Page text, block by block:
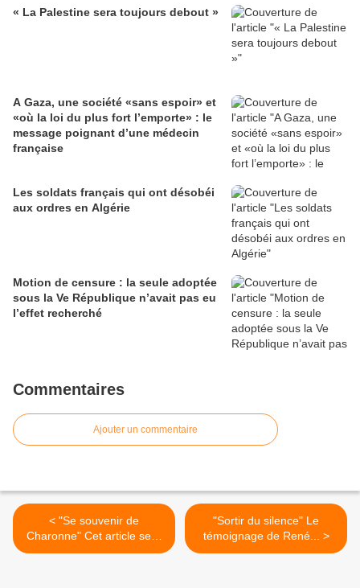
« La Palestine sera toujours debout »
A Gaza, une société «sans espoir» et
«où la loi du plus fort l’emporte» : le
message poignant d’une médecin
française
Les soldats français qui ont désobéi
aux ordres en Algérie
Motion de censure : la seule adoptée
sous la Ve République n’avait pas eu
l’effet recherché
Commentaires
Ajouter un commentaire
< "Se souvenir de
Charonne" Cet article sera
mis à...
"Sortir du silence" Le
témoignage de René... >